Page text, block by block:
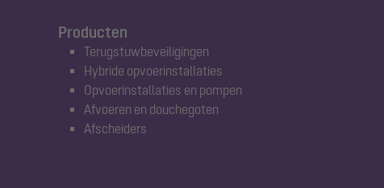
Producten
Terugstuwbeveiligingen
Hybride opvoerinstallaties
Opvoerinstallaties en pompen
Afvoeren en douchegoten
Afscheiders